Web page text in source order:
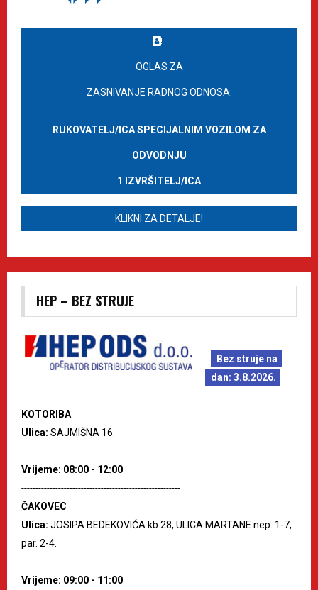
OGLAS ZA
ZASNIVANJE RADNOG ODNOSA:
RUKOVATELJ/ICA SPECIJALNIM VOZILOM ZA
ODVODNJU
1 IZVRŠITELJ/ICA
KLIKNI ZA DETALJE!
HEP – BEZ STRUJE
Bez struje na
dan: 3.8.2026.
KOTORIBA
Ulica: SAJMIŠNA 16.
Vrijeme: 08:00 - 12:00
--------------------------------------------------------
ČAKOVEC
Ulica: JOSIPA BEDEKOVIĆA kb.28, ULICA MARTANE nep. 1-7,
par. 2-4.
Vrijeme: 09:00 - 11:00